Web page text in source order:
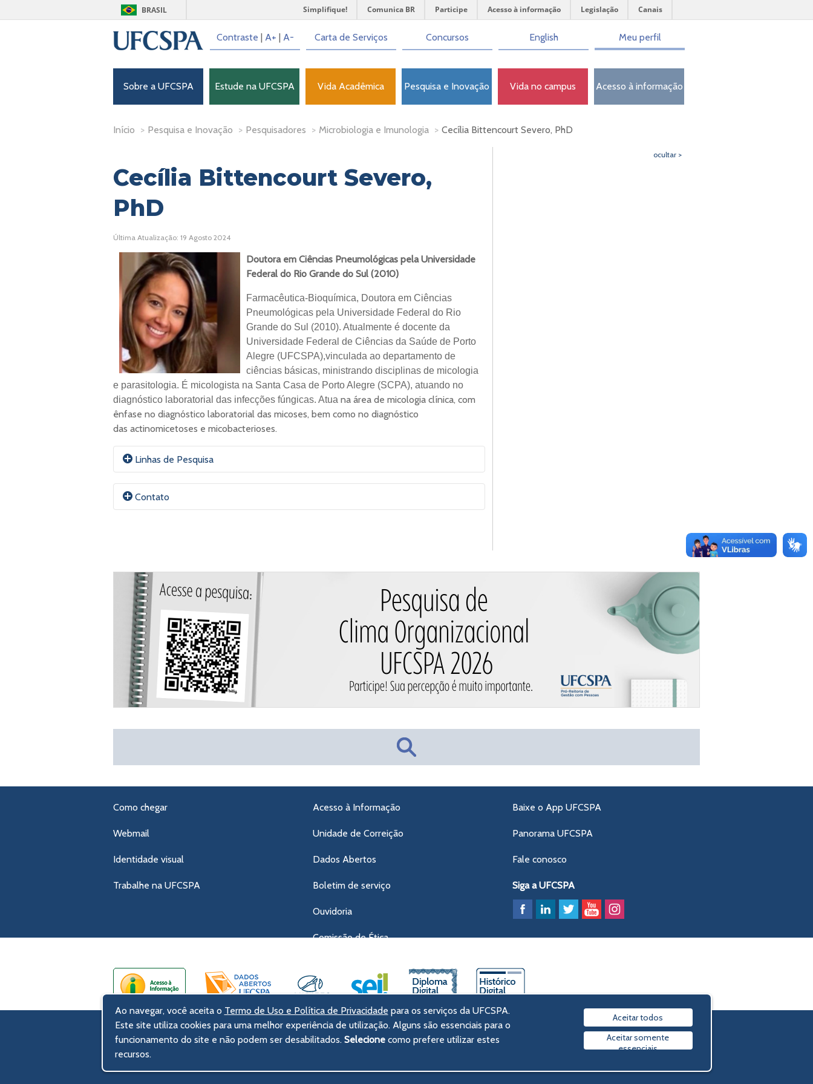
BRASIL Simplifique! Comunica BR Participe Acesso à informação Legislação Canais
Contraste | A+ | A- Carta de Serviços Concursos English Meu perfil
Sobre a UFCSPA Estude na UFCSPA Vida Acadêmica Pesquisa e Inovação Vida no campus Acesso à informação
Início > Pesquisa e Inovação > Pesquisadores > Microbiologia e Imunologia > Cecília Bittencourt Severo, PhD
Cecília Bittencourt Severo,
PhD
Última Atualização: 19 Agosto 2024
Doutora em Ciências Pneumológicas pela Universidade
Federal do Rio Grande do Sul (2010)
Farmacêutica-Bioquímica, Doutora em Ciências
Pneumológicas pela Universidade Federal do Rio
Grande do Sul (2010). Atualmente é docente da
Universidade Federal de Ciências da Saúde de Porto
Alegre (UFCSPA),vinculada ao departamento de
ciências básicas, ministrando disciplinas de micologia
e parasitologia. É micologista na Santa Casa de Porto Alegre (SCPA), atuando no
diagnóstico laboratorial das infecções fúngicas. Atua na área de micologia clínica, com
ênfase no diagnóstico laboratorial das micoses, bem como no diagnóstico
das actinomicetoses e micobacterioses.
Linhas de Pesquisa
- Micologia Molecular
Contato
ORCID
Currículo Lattes
Site
ocultar >
Como chegar
Webmail
Identidade visual
Trabalhe na UFCSPA
Acesso à Informação
Unidade de Correição
Dados Abertos
Boletim de serviço
Ouvidoria
Comissão de Ética
Baixe o App UFCSPA
Panorama UFCSPA
Fale conosco
Siga a UFCSPA
UFCSPA – Universidade Federal de Ciências da Saúde de Porto Alegre
Rua Sarmento Leite, 245 - Centro Histórico
Política de privacidade
© 2009-2026 UFCSPA
Ao navegar, você aceita o Termo de Uso e Política de Privacidade para os serviços da UFCSPA.
Este site utiliza cookies para uma melhor experiência de utilização. Alguns são essenciais para o
funcionamento do site e não podem ser desabilitados. Selecione como prefere utilizar estes
recursos.
Aceitar todos
Aceitar somente
essenciais